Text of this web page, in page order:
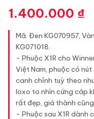
1.400.000 ₫
Mã: Đen KG070957,
KG071018.
- Phuộc X1R cho
Việt Nam, phuộc có
canh chỉnh tuỳ theo
loxo to nhìn cứng cáp
rất đẹp, giá thành
- Phuộc sau X1R dành